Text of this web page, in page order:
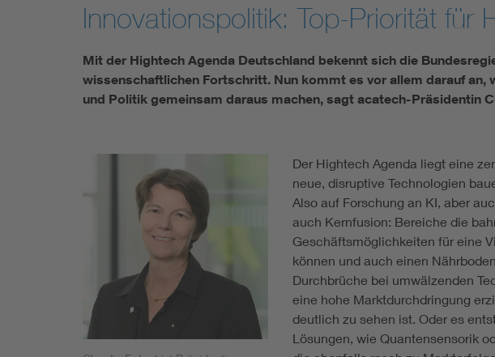
Innovationspolitik: Top-Priorität für
Mit der Hightech Agenda Deutschland bekennt sich die
wissenschaftlichen Fortschritt. Nun kommt es vor allem darauf an,
und Politik gemeinsam daraus machen, sagt acatech-­Präsidentin
Der Hightech Agenda liegt eine
neue, disruptive Technologien
Also auf Forschung an KI, aber
auch Kernfusion: Bereiche die
Geschäftsmöglichkeiten für eine
können und auch einen
Durchbrüche bei umwälzenden
eine hohe Marktdurchdringung
deutlich zu sehen ist. Oder es
Lösungen, wie Quantensensorik